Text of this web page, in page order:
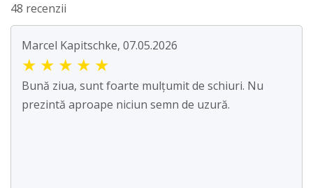
48 recenzii
Marcel Kapitschke, 07.05.2026
★ ★ ★ ★ ★
Bună ziua, sunt foarte mulțumit de schiuri. Nu
prezintă aproape niciun semn de uzură.